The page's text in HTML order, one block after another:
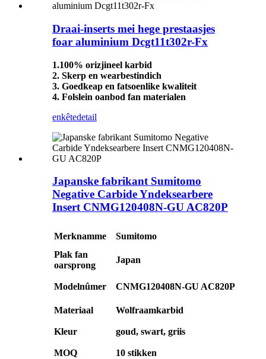
Draai-inserts mei hege prestaasjes
foar aluminium Dcgt11t302r-Fx
1.100% orizjineel karbid
2. Skerp en wearbestindich
3. Goedkeap en fatsoenlike kwaliteit
4. Folslein oanbod fan materialen
enkêtedetail
Japanske fabrikant Sumitomo
Negative Carbide Yndeksearbere
Insert CNMG120408N-GU AC820P
Merknamme
Sumitomo
Plak fan
oarsprong
Japan
Modelnûmer CNMG120408N-GU AC820P
Materiaal Wolfraamkarbid
Kleur goud, swart, griis
MOQ 10 stikken